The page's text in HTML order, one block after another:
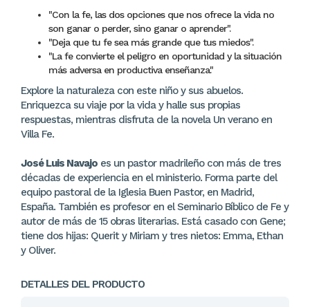
"Con la fe, las dos opciones que nos ofrece la vida no
son ganar o perder, sino ganar o aprender".
"Deja que tu fe sea más grande que tus miedos".
"La fe convierte el peligro en oportunidad y la situación
más adversa en productiva enseñanza."
Explore la naturaleza con este niño y sus abuelos.
Enriquezca su viaje por la vida y halle sus propias
respuestas, mientras disfruta de la novela Un verano en
Villa Fe.
José Luis Navajo es un pastor madrileño con más de tres
décadas de experiencia en el ministerio. Forma parte del
equipo pastoral de la Iglesia Buen Pastor, en Madrid,
España. También es profesor en el Seminario Bíblico de Fe y
autor de más de 15 obras literarias. Está casado con Gene;
tiene dos hijas: Querit y Miriam y tres nietos: Emma, Ethan
y Oliver.
DETALLES DEL PRODUCTO